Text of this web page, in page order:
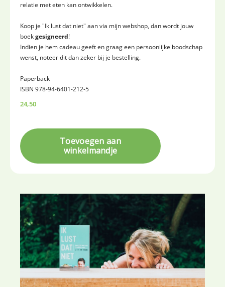
relatie met eten kan ontwikkelen.
Koop je "Ik lust dat niet" aan via mijn webshop, dan wordt jouw
boekgesigneerd!
Indien je hem cadeau geeft en graag een persoonlijke boodschap
wenst, noteer dit dan zeker bij je bestelling.
Paperback
ISBN 978-94-6401-212-5
24,50